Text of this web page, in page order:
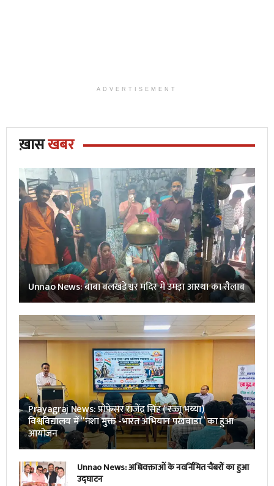
ADVERTISEMENT
ख़ासखबर
Unnao News: बाबा बलखंडेश्वर मंदिर में उमड़ा आस्था का सैलाब
Prayagraj News: प्रोफेसर राजेंद्र सिंह ( रज्जू भय्या)
विश्वविद्यालय में “नशा मुक्त -भारत अभियान पखवाडा” का हुआ
आयोजन
Unnao News: अधिवक्ताओं के नवर्निमित चैंबरों का हुआ
उद्घाटन